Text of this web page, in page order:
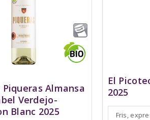
Piqueras Almansa
Verdejo-
Blanc 2025
El
2025
Fris,